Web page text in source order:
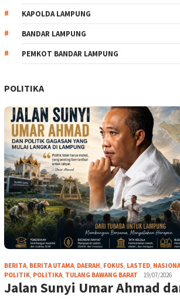
KAPOLDA LAMPUNG
BANDAR LAMPUNG
PEMKOT BANDAR LAMPUNG
POLITIKA
BERITA, BERITA UTAMA, DAERAH, FOKUS, LASTED,
POLITIK, POLITIKA, TULANG BAWANG BARAT 19/07/2026
Jalan Sunyi Umar Ahmad